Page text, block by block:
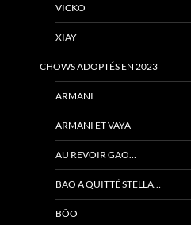
VICKO
XIAY
CHOWS ADOPTÉS EN 2023
ARMANI
ARMANI ET VAYA
AU REVOIR GAO…
BAO A QUITTÉ STELLA…
BÔO